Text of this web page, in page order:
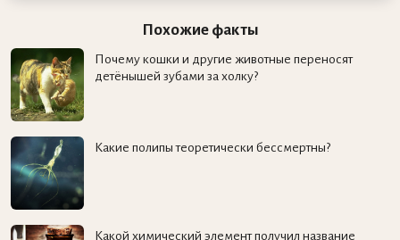
Похожие факты
Почему кошки и другие животные переносят
детёнышей зубами за холку?
Какие полипы теоретически бессмертны?
Какой химический элемент получил название